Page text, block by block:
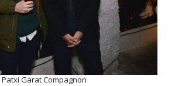
Patxi Garat Compagnon